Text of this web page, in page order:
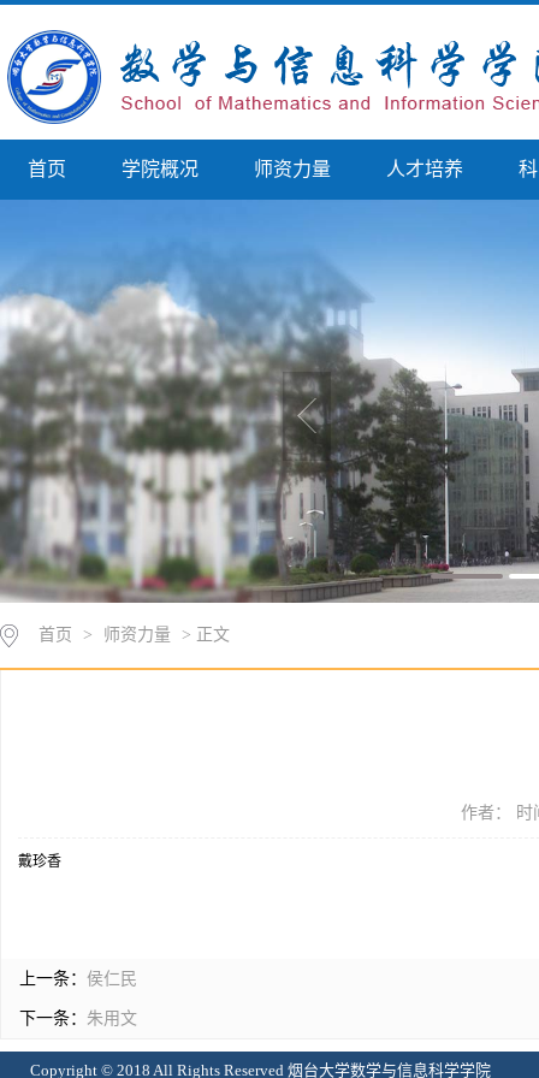
首页 学院概况 师资力量 人才培养
首页 > 师资力量 > 正文
作者： 时
戴珍香
上一条： 侯仁民
下一条： 朱用文
Copyright © 2018 All Rights Reserved 烟台大学数学与信息科学学院